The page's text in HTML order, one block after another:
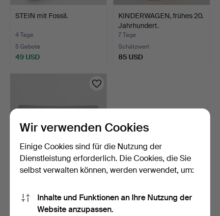
STEIN mit Fossil.
4 Tage
5 Gebote
49 USD
KINDERWAGEN, frühes 20.
Jahrhundert.
7 Tage
Schätzwert
85 USD
8 Tage
Schätzwert
Wir verwenden Cookies
Einige Cookies sind für die Nutzung der
Dienstleistung erforderlich. Die Cookies, die Sie
selbst verwalten können, werden verwendet, um:
Inhalte und Funktionen an Ihre Nutzung der
Website anzupassen.